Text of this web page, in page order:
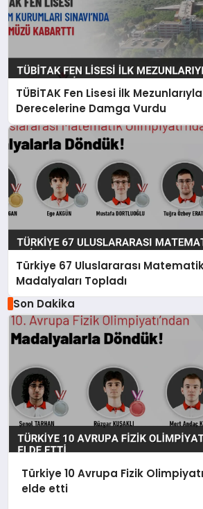
TÜBİTAK Fen Lisesi İlk Mezunlarıyla
Derecelerine Damga Vurdu
Türkiye 67 Uluslararası
Madalyaları Topladı
Son Dakika
Türkiye 10 Avrupa Fizik
elde etti